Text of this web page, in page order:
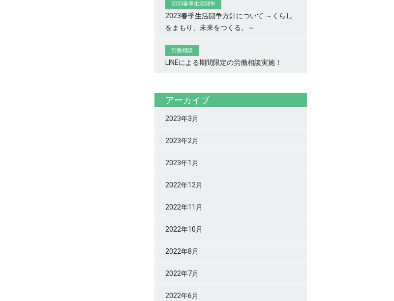
2023春季生活闘争
2023春季生活闘争方針について ～くらし
をまもり、未来をつくる。～
労働相談
LINEによる期間限定の労働相談実施！
アーカイブ
2023年3月
2023年2月
2023年1月
2022年12月
2022年11月
2022年10月
2022年8月
2022年7月
2022年6月